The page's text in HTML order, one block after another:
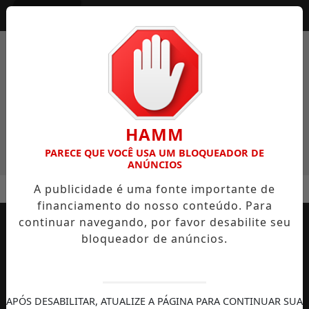
AS CAPITAIS E REGISTRA AVANÇO HISTÓRICO NA
EM ALTA
MENU
AUTOMOBILISMO
TEMPORADA DE
DIREITOS
HAMM
PARECE QUE VOCÊ USA UM BLOQUEADOR DE
ANÚNCIOS
A publicidade é uma fonte importante de
financiamento do nosso conteúdo. Para
continuar navegando, por favor desabilite seu
bloqueador de anúncios.
APÓS DESABILITAR, ATUALIZE A PÁGINA PARA CONTINUAR SUA